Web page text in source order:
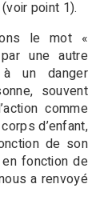
(voir point 1).
le mot «
une autre
à un danger
souvent
comme
d’enfant,
de son
fonction de
a renvoyé